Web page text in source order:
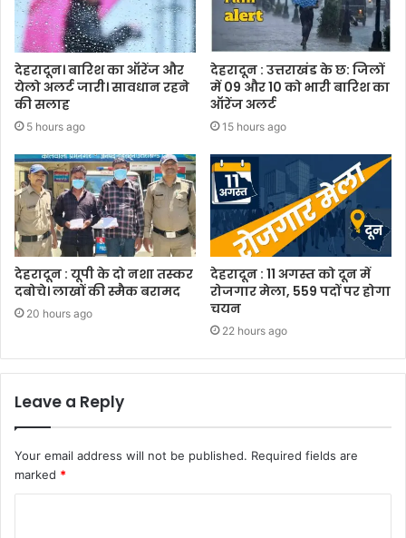
देहरादून। बारिश का ऑरेंज और
येलो अलर्ट जारी। सावधान रहने
की सलाह
5 hours ago
देहरादून : उत्तराखंड के छ: जिलों
में 09 और 10 को भारी बारिश का
ऑरेंज अलर्ट
15 hours ago
देहरादून : यूपी के दो नशा तस्कर
दबोचे। लाखों की स्मैक बरामद
20 hours ago
देहरादून : 11 अगस्त को दून में
रोजगार मेला, 559 पदों पर होगा
चयन
22 hours ago
Leave a Reply
Your email address will not be published. Required fields are
marked *